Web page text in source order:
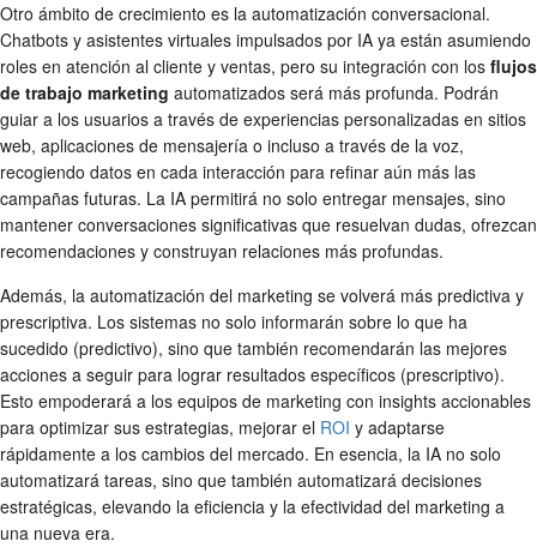
Otro ámbito de crecimiento es la automatización conversacional.
Chatbots y asistentes virtuales impulsados por IA ya están asumiendo
roles en atención al cliente y ventas, pero su integración con los flujos
de trabajo marketing automatizados será más profunda. Podrán
guiar a los usuarios a través de experiencias personalizadas en sitios
web, aplicaciones de mensajería o incluso a través de la voz,
recogiendo datos en cada interacción para refinar aún más las
campañas futuras. La IA permitirá no solo entregar mensajes, sino
mantener conversaciones significativas que resuelvan dudas, ofrezcan
recomendaciones y construyan relaciones más profundas.
Además, la automatización del marketing se volverá más predictiva y
prescriptiva. Los sistemas no solo informarán sobre lo que ha
sucedido (predictivo), sino que también recomendarán las mejores
acciones a seguir para lograr resultados específicos (prescriptivo).
Esto empoderará a los equipos de marketing con insights accionables
para optimizar sus estrategias, mejorar el ROI y adaptarse
rápidamente a los cambios del mercado. En esencia, la IA no solo
automatizará tareas, sino que también automatizará decisiones
estratégicas, elevando la eficiencia y la efectividad del marketing a
una nueva era.